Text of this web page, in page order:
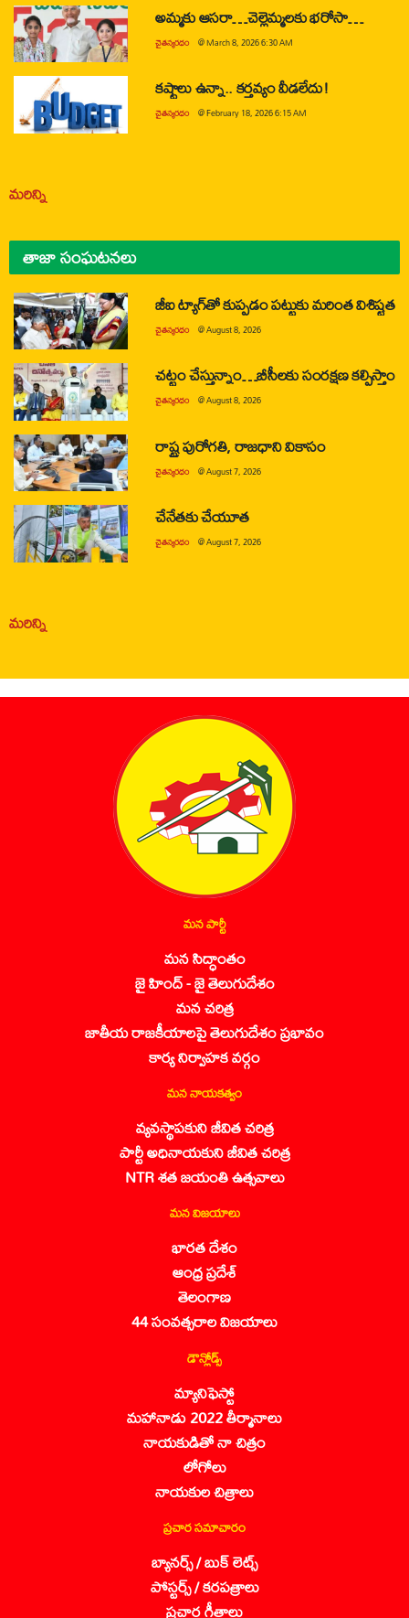
అమ్మకు ఆసరా…చెల్లెమ్మలకు భరోసా…
చైతన్యరధం @March 8, 2026 6:30 AM
కష్టాలు ఉన్నా.. కర్తవ్యం వీడలేదు!
చైతన్యరధం @February 18, 2026 6:15 AM
మరిన్ని
తాజా సంఘటనలు
జీఐ ట్యాగ్‌తో కుప్పడం పట్టుకు మరింత విశిష్టత
చైతన్యరధం @August 8, 2026
చట్టం చేస్తున్నాం…బీసీలకు సంరక్షణ కల్పిస్తాం
చైతన్యరధం @August 8, 2026
రాష్ట్ర పురోగతి, రాజధాని వికాసం
చైతన్యరధం @August 7, 2026
చేనేతకు చేయూత
చైతన్యరధం @August 7, 2026
మరిన్ని
మన పార్టీ
మన సిద్ధాంతం
జై హింద్ - జై తెలుగుదేశం
మన చరిత్ర
జాతీయ రాజకీయాలపై తెలుగుదేశం ప్రభావం
కార్య నిర్వాహక వర్గం
మన నాయకత్వం
వ్యవస్థాపకుని జీవిత చరిత్ర
పార్టీ అధినాయకుని జీవిత చరిత్ర
NTR శత జయంతి ఉత్సవాలు
మన విజయాలు
భారత దేశం
ఆంధ్ర ప్రదేశ్
తెలంగాణ
44 సంవత్సరాల విజయాలు
డౌన్లోడ్స్
మ్యానిఫెస్టో
మహానాడు 2022 తీర్మానాలు
నాయకుడితో నా చిత్రం
లోగోలు
నాయకుల చిత్రాలు
ప్రచార సమాచారం
బ్యానర్స్ / బుక్ లెట్స్
పోస్టర్స్ / కరపత్రాలు
ప్రచార గీతాలు